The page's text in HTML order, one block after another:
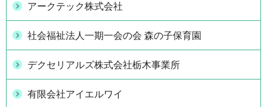
アークテック株式会社
社会福祉法人一期一会の会 森の子保育園
デクセリアルズ株式会社栃木事業所
有限会社アイエルワイ